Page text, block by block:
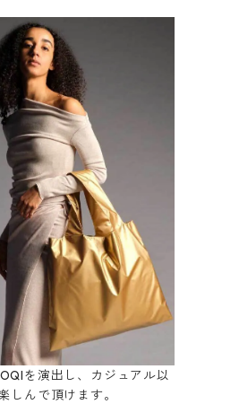
を演出し、カジュアル以
しんで頂けます。